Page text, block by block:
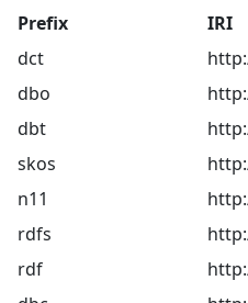
Prefix
IRI
dct
dbo
dbt
skos
n11
rdfs
rdf